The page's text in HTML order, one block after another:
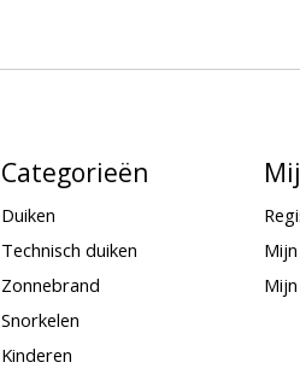
Categorieën
Duiken
Technisch duiken
Zonnebrand
Snorkelen
Kinderen